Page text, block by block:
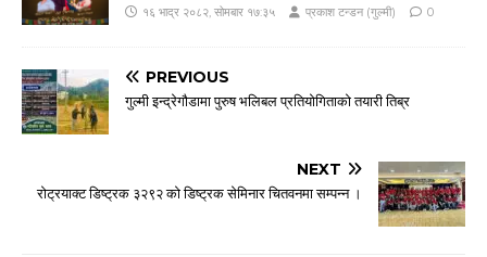
१६ भाद्र २०८२, सोमबार १७:३५ प्रकाश टन्डन (गुल्मी) 0
PREVIOUS
गुल्मी इन्द्रेगौडामा पुरुष भलिबल प्रतियोगिताको तयारी तिब्र
NEXT
रोट्रयाक्ट डिष्ट्रक ३२९२ को डिष्ट्रक सेमिनार चितवनमा सम्पन्न ।